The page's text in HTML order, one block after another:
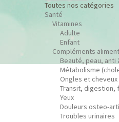
Toutes nos catégories
Santé
Vitamines
Adulte
Enfant
Compléments
Beauté, peau, anti
Métabolisme
Ongles et cheveux
Transit, digestion,
Yeux
Douleurs osteo-
Troubles urinaires